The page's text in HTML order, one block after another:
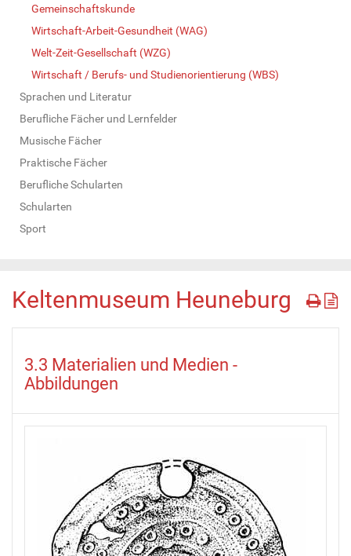
Gemeinschaftskunde
Wirtschaft-Arbeit-Gesundheit (WAG)
Welt-Zeit-Gesellschaft (WZG)
Wirtschaft / Berufs- und Studienorientierung (WBS)
Sprachen und Literatur
Berufliche Fächer und Lernfelder
Musische Fächer
Praktische Fächer
Berufliche Schularten
Schularten
Sport
Keltenmuseum Heuneburg
3.3 Materialien und Medien -
Abbildungen